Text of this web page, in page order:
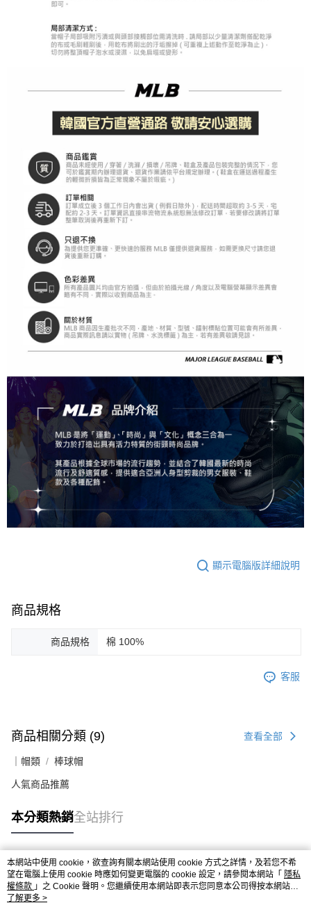
顯示電腦版詳細說明
商品規格
商品規格 棉 100%
客服
商品相關分類 (9) 查看全部
｜帽類 棒球帽
人氣商品推薦
本分類熱銷全站排行
熱門標籤
本網站中使用 cookie，欲查詢有關本網站使用 cookie 方式之詳情，及若您不希
望在電腦上使用 cookie 時應如何變更電腦的 cookie 設定，請參閱本網站「 隱私
權條款 」之 Cookie 聲明。您繼續使用本網站即表示您同意本公司得按本網站使
用條款之 Cookie 聲明使用 cookie。
了解更多 >